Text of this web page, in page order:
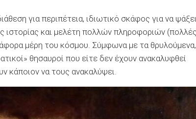
για περιπέτεια, ιδιωτικό σκάφος για να ψάξει
ιστορίας και μελέτη πολλών πληροφοριών (πολλές
μέρη του κόσμου. Σύμφωνα με τα θρυλούμενα,
θησαυροί που είτε δεν έχουν ανακαλυφθεί
κάποιον να τους ανακαλύψει.